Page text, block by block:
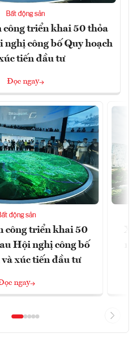
Bất động sản
công triển khai 50 thỏa
nghị công bố Quy hoạch
tiến đầu tư
Đọc ngay
động sản
công triển khai 50
Hội nghị công bố
và xúc tiến đầu tư
ngay